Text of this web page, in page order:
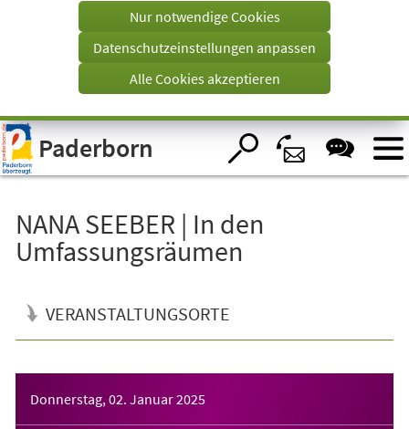
Visuelle
Assistenzsoftware
öffnen.
einem
Tab)
Nur notwendige Cookies
Datenschutzeinstellungen anpassen
Alle Cookies akzeptieren
Paderborn
NANA SEEBER | In den
Umfassungsräumen
VERANSTALTUNGSORTE
Donnerstag, 02. Januar 2025